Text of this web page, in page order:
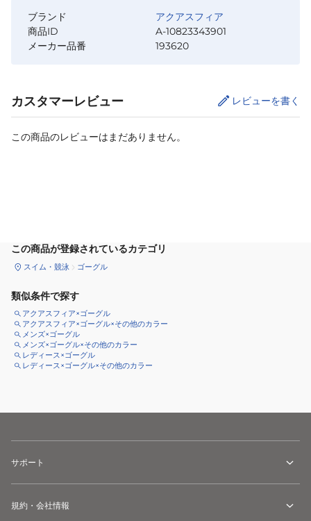
ブランド
アクアスフィア
商品ID
A-10823343901
メーカー品番
193620
カスタマーレビュー レビューを書く
この商品のレビューはまだありません。
この商品が登録されているカテゴリ
スイム・競泳 ゴーグル
類似条件で探す
アクアスフィア×ゴーグル
アクアスフィア×ゴーグル×その他のカラー
メンズ×ゴーグル
メンズ×ゴーグル×その他のカラー
レディース×ゴーグル
レディース×ゴーグル×その他のカラー
サポート
規約・会社情報